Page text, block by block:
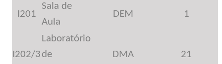
I201
Sala de
Aula
DEM 1
I202/3
Laboratório
de
DMA 21